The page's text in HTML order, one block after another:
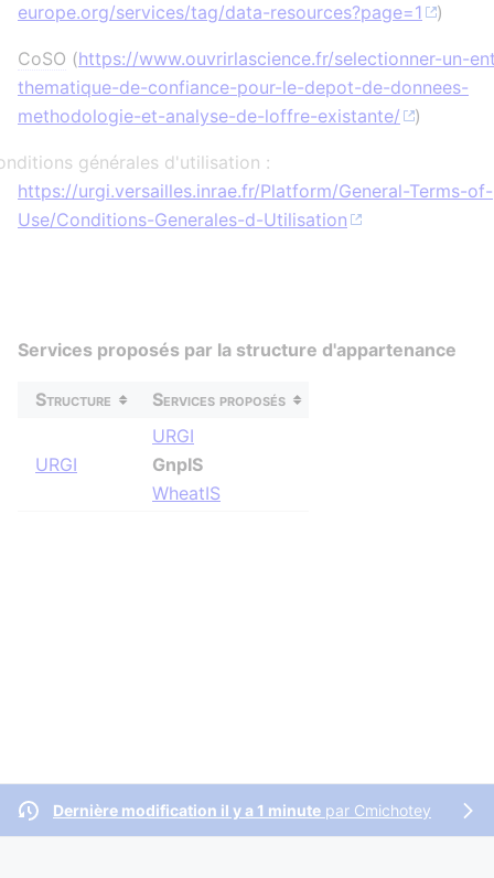
europe.org/services/tag/data-resources?page=1
)
CoSO (https://www.ouvrirlascience.fr/selectionner-un-
thematique-de-confiance-pour-le-depot-de-donnees-
methodologie-et-analyse-de-loffre-existante/
)
générales d'utilisation :
https://urgi.versailles.inrae.fr/Platform/General-Terms-of-
Use/Conditions-Generales-d-Utilisation
Services proposés par la structure d'appartenance
Structure Services proposés
URGI
URGI
GnpIS
WheatIS
Dernière modification il y a 1 minute par Cmichotey